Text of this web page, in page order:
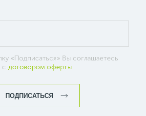
«Подписаться» Вы соглашаетесь
с договором оферты
ПОДПИСАТЬСЯ